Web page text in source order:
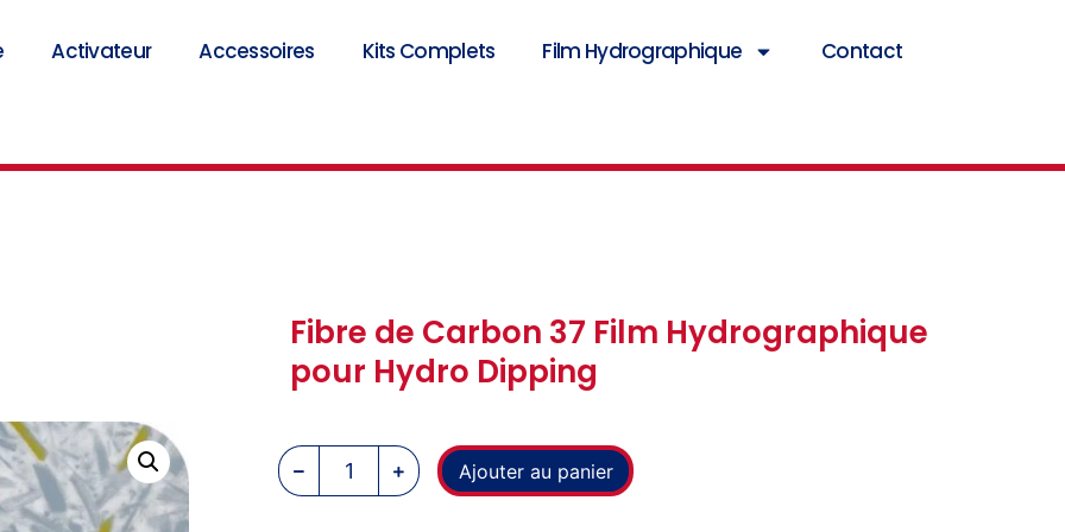
Activateur Accessoires Kits Complets Film Hydrographique Contact
Fibre de Carbon 37 Film Hydrographique
pour Hydro Dipping
Ajouter au panier